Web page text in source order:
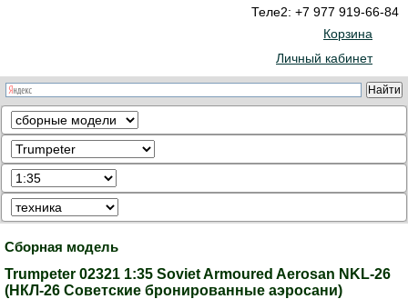
Теле2: +7 977 919-66-84
Корзина
Личный кабинет
Сборная модель
Trumpeter 02321 1:35 Soviet Armoured Aerosan NKL-26
(НКЛ-26 Советские бронированные аэросани)